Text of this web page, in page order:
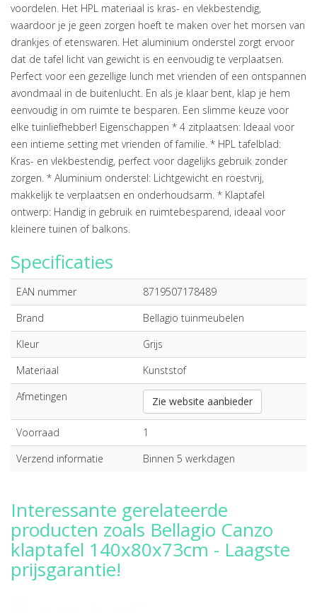
voordelen. Het HPL materiaal is kras- en vlekbestendig,
waardoor je je geen zorgen hoeft te maken over het morsen van
drankjes of etenswaren. Het aluminium onderstel zorgt ervoor
dat de tafel licht van gewicht is en eenvoudig te verplaatsen.
Perfect voor een gezellige lunch met vrienden of een ontspannen
avondmaal in de buitenlucht. En als je klaar bent, klap je hem
eenvoudig in om ruimte te besparen. Een slimme keuze voor
elke tuinliefhebber! Eigenschappen * 4 zitplaatsen: Ideaal voor
een intieme setting met vrienden of familie. * HPL tafelblad:
Kras- en vlekbestendig, perfect voor dagelijks gebruik zonder
zorgen. * Aluminium onderstel: Lichtgewicht en roestvrij,
makkelijk te verplaatsen en onderhoudsarm. * Klaptafel
ontwerp: Handig in gebruik en ruimtebesparend, ideaal voor
kleinere tuinen of balkons.
Specificaties
EAN nummer
8719507178489
Brand
Bellagio tuinmeubelen
Kleur
Grijs
Materiaal
Kunststof
Afmetingen
Zie website aanbieder
Voorraad
1
Verzend informatie
Binnen 5 werkdagen
Interessante gerelateerde
producten zoals Bellagio Canzo
klaptafel 140x80x73cm - Laagste
prijsgarantie!